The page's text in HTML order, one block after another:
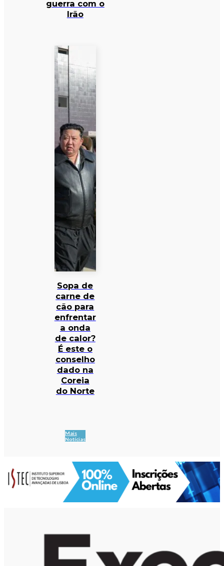
guerra com o
Irão
Sopa de
carne de
cão para
enfrentar
a onda
de calor?
É este o
conselho
dado na
Coreia
do Norte
Mais
Notícias